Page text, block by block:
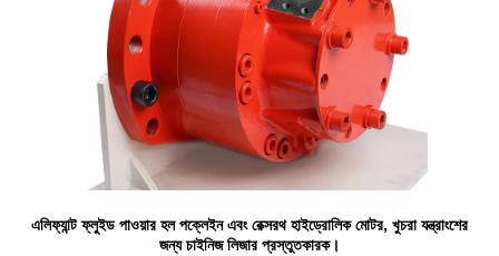
এলিফ্যান্ট ফ্লুইড পাওয়ার হল পক্লেইন এবং রেক্সরথ হাইড্রোলিক মোটর, খুচরা যন্ত্রাংশের
জন্য চাইনিজ লিজার প্রস্তুতকারক।